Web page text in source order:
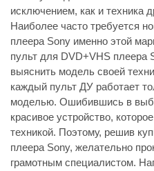
исключением, как и техника
Наиболее часто требуется
плеера Sony именно этой
пульт для DVD+VHS плеера
выяснить модель своей
каждый пульт ДУ работает
моделью. Ошибившись в
красивое устройство,
техникой. Поэтому, решив
плеера Sony, желательно
грамотным специалистом.